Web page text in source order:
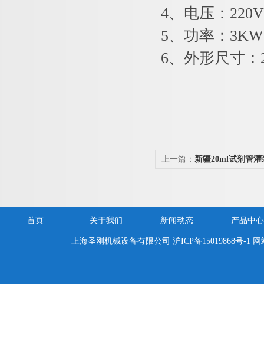
4、电压：
5、功率：3KW
6、外形尺寸
上一篇： 新疆20ml试剂管灌
首页 关于我们 新闻动态 产品中心
上海圣刚机械设备有限公司沪ICP备15019868号-1 网